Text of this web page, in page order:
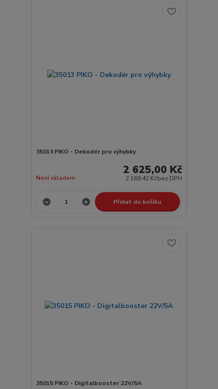
35013 PIKO - Dekodér pro výhybky
2 625,00 Kč
2 169,42 Kčbez DPH
Není skladem
Přidat do košíku
35015 PIKO - Digitalbooster 22V/5A